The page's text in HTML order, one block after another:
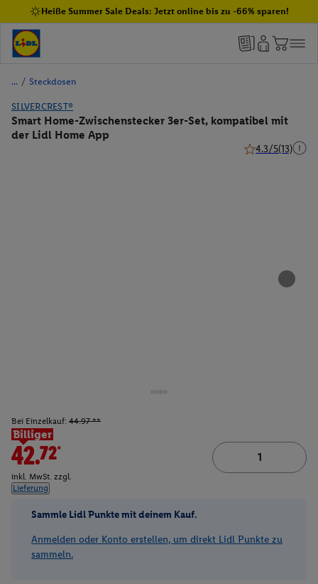
Heiße Summer Sale Deals: Jetzt online bis zu -66% sparen!
/ Steckdosen
SILVERCREST®
Smart Home-Zwischenstecker 3er-Set, kompatibel mit
der Lidl Home App
4.3/5(13)
Bei Einzelkauf: 44.97 **
Billiger
42.72*
inkl. MwSt. zzgl.
Lieferung
Sammle Lidl Punkte mit deinem Kauf.
Anmelden oder Konto erstellen, um direkt Lidl Punkte zu
sammeln.